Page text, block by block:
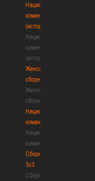
Национальная
команда
(история)
Национальная
команда
(история)
Женские
сборные
Женские
сборные
Национальная
команда
Национальная
команда
Сборные
3х3
Сборные